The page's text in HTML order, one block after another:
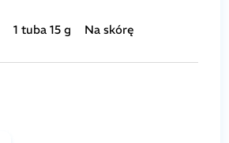
1 tuba 15 g Na skórę